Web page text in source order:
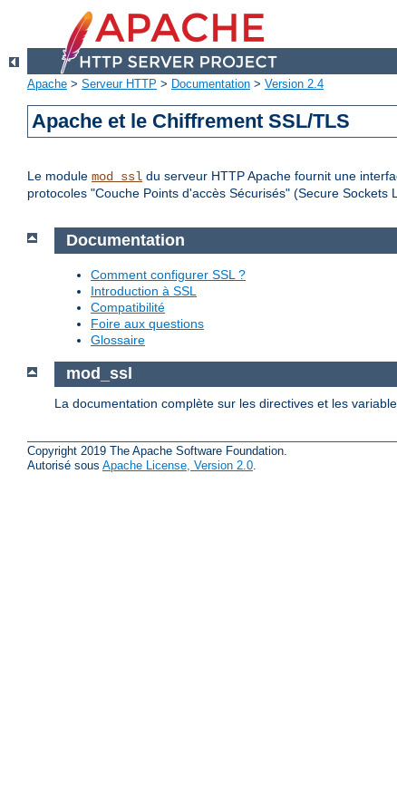
Apache > Serveur HTTP > Documentation > Version 2.4
Apache et le Chiffrement SSL/TLS
Le module mod_ssl du serveur HTTP Apache fournit une
protocoles "Couche Points d'accès Sécurisés" (Secure
Documentation
Comment configurer SSL ?
Introduction à SSL
Compatibilité
Foire aux questions
Glossaire
mod_ssl
La documentation complète sur les directives et les
Copyright 2019 The Apache Software Foundation.
Autorisé sous Apache License, Version 2.0.